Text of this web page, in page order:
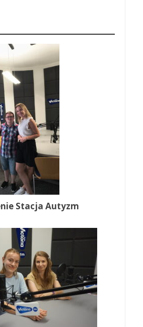
Stacja Autyzm